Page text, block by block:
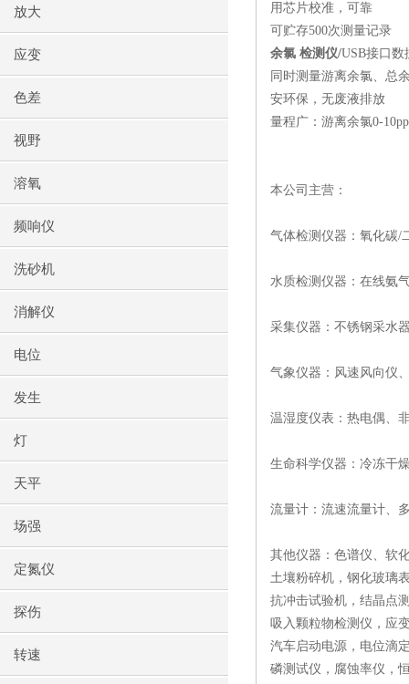
放大
应变
色差
视野
溶氧
频响仪
洗砂机
消解仪
电位
发生
灯
天平
场强
定氮仪
探伤
转速
用芯片校准，可靠
可贮存500次测量记录
余氯 检测仪/USB接口数
同时测量游离余氯、总
安环保，无废液排放
量程广：游离余氯0-
本公司主营：
气体检测仪器：氧化碳/
水质检测仪器：在线氨
采集仪器：不锈钢采水
气象仪器：风速风向仪
温湿度仪表：热电偶、
生命科学仪器：冷冻干
流量计：流速流量计、
其他仪器：色谱仪、软
土壤粉碎机，钢化玻璃
抗冲击试验机，结晶点
吸入颗粒物检测仪，应
汽车启动电源，电位滴
磷测试仪，腐蚀率仪，